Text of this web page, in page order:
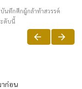
บันทึกศึกผู้กล้าท้าสวรรค์
ดับนี้
าก่อน